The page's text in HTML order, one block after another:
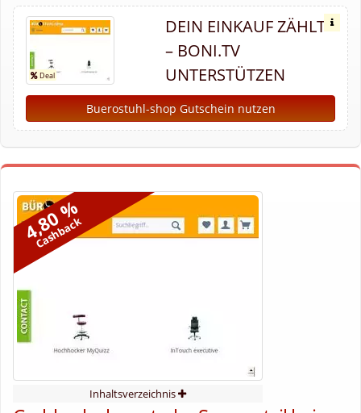
DEIN EINKAUF ZÄHLT
– BONI.TV
UNTERSTÜTZEN
Buerostuhl-shop Gutschein nutzen
4,80 %
Cashback
Inhaltsverzeichnis